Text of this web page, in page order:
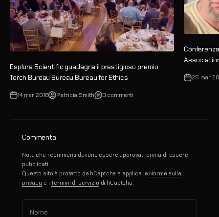
Esplora Scientific guadagna il prestigioso premio
Torch Bureau Bureau Bureau for Ethics
14 mar 2018 Patricia Smith 0 commenti
25 mar
Commenta
Nota che i commenti devono essere approvati prima di essere
pubblicati.
Questo sito è protetto da hCaptcha e applica le Norme sulla
privacy e iTermini di servizio di hCaptcha.
Nome